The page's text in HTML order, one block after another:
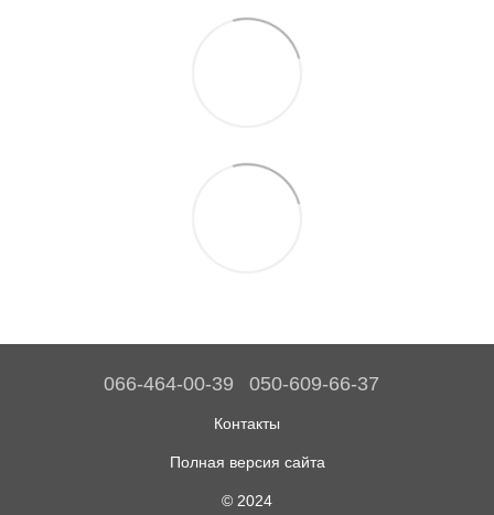
066-464-00-39 050-609-66-37
Контакты
Полная версия сайта
© 2024